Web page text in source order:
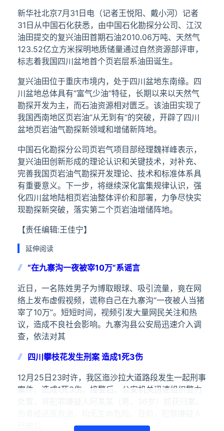
新华社北京7月31日电（记者王悦阳、戴小河）记者
31日从中国石化获悉，由中国石化勘探分公司、江汉
油田提交的复兴油田首期石油2010.06万吨、天然气
123.52亿立方米探明地质储量通过自然资源部评审，
标志着我国四川盆地首个页岩层系油田诞生。
复兴油田位于重庆市境内，处于四川盆地东南缘。四
川盆地总体具有“富气少油”特征，长期以来以天然气
勘探开发为主，而石油资源相对匮乏。该油田实现了
我国西南地区页岩油“从无到有”的突破，开辟了四川
盆地页岩油气勘探新领域和增储新阵地。
中国石化勘探分公司页岩气项目部经理魏祥峰表示，
复兴油田创新形成的理论认识和关键技术，对补充、
完善我国页岩油气勘探开发理论、技术和标准体系具
有重要意义。下一步，将继续深化富集规律认识，强
化四川盆地陆相页岩油整体评价和部署，力争尽快实
现勘探新突破，落实第二个页岩油增储阵地。
【责任编辑:王佳宁】
延伸阅读
“在九寨沟一夜被宰10万”系谣言
近日，一名陈姓男子为博取眼球、吸引流量，竟在网
络上发布虚假视频，谎称自己在九寨沟“一夜被人当猪
宰了10万”。短短时间，视频引发大量网民关注和热
议，造成不良社会影响。九寨沟县公安局迅速介入调
查，依法对其
四川攀枝花发生刑案 造成1死3伤
12月25日23时许，我区迤沙拉大道路段发生一起刑事
案件，造成1死3伤。接警后，公安机关迅速组织警力